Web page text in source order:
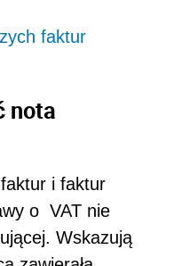
faktur
nota
i faktur
o VAT nie
Wskazują